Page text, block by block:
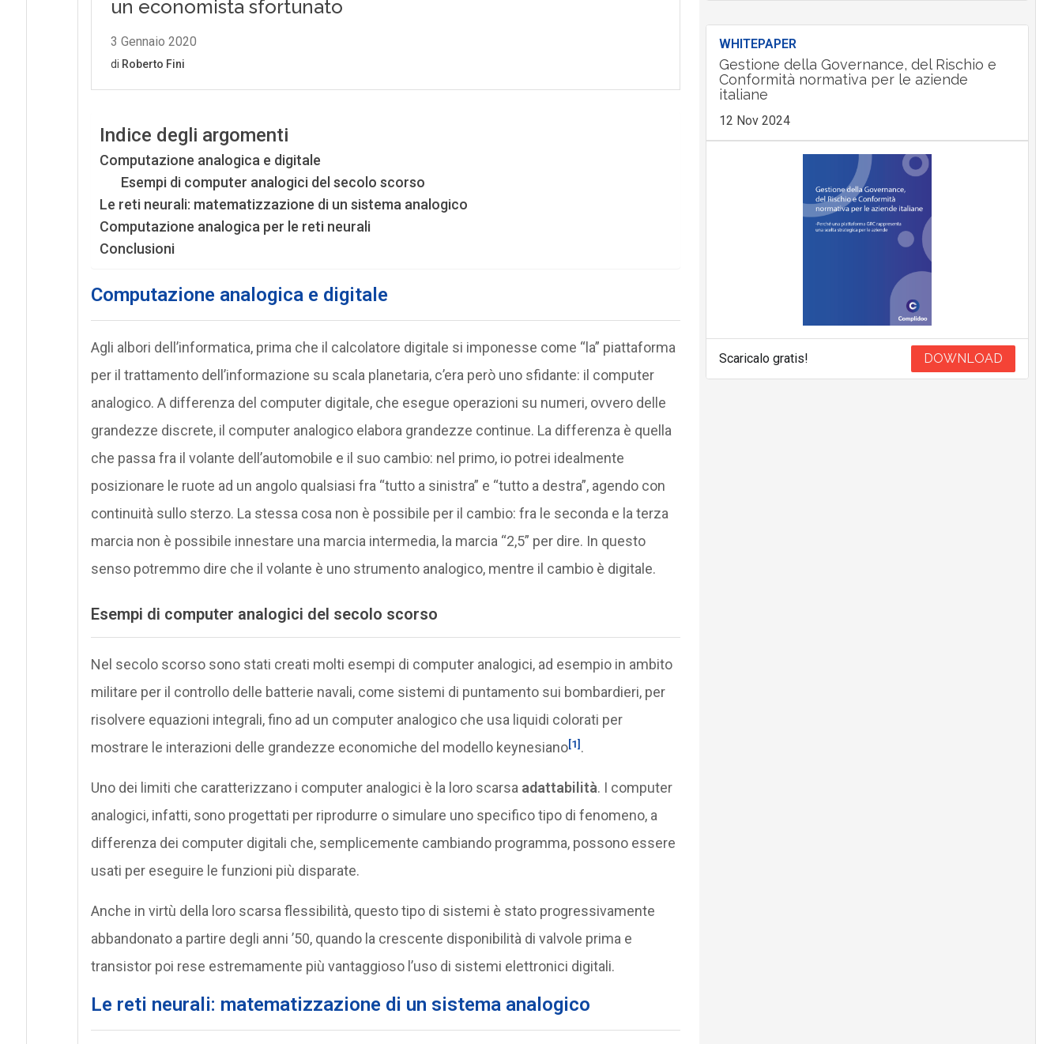
Indice degli argomenti
Computazione analogica e digitale
Esempi di computer analogici del secolo scorso
Le reti neurali: matematizzazione di un sistema analogico
Computazione analogica per le reti neurali
Conclusioni
Computazione analogica e digitale
Agli albori dell’informatica, prima che il calcolatore digitale si imponesse come “la” piattaforma
per il trattamento dell’informazione su scala planetaria, c’era però uno sfidante: il computer
analogico. A differenza del computer digitale, che esegue operazioni su numeri, ovvero delle
grandezze discrete, il computer analogico elabora grandezze continue. La differenza è quella
che passa fra il volante dell’automobile e il suo cambio: nel primo, io potrei idealmente
posizionare le ruote ad un angolo qualsiasi fra “tutto a sinistra” e “tutto a destra”, agendo con
continuità sullo sterzo. La stessa cosa non è possibile per il cambio: fra le seconda e la terza
marcia non è possibile innestare una marcia intermedia, la marcia “2,5” per dire. In questo
senso potremmo dire che il volante è uno strumento analogico, mentre il cambio è digitale.
Esempi di computer analogici del secolo scorso
Nel secolo scorso sono stati creati molti esempi di computer analogici, ad esempio in ambito
militare per il controllo delle batterie navali, come sistemi di puntamento sui bombardieri, per
risolvere equazioni integrali, fino ad un computer analogico che usa liquidi colorati per
mostrare le interazioni delle grandezze economiche del modello keynesiano[1].
Uno dei limiti che caratterizzano i computer analogici è la loro scarsa adattabilità. I computer
analogici, infatti, sono progettati per riprodurre o simulare uno specifico tipo di fenomeno, a
differenza dei computer digitali che, semplicemente cambiando programma, possono essere
usati per eseguire le funzioni più disparate.
Anche in virtù della loro scarsa flessibilità, questo tipo di sistemi è stato progressivamente
abbandonato a partire degli anni ’50, quando la crescente disponibilità di valvole prima e
transistor poi rese estremamente più vantaggioso l’uso di sistemi elettronici digitali.
Le reti neurali: matematizzazione di un sistema analogico
WHITEPAPER
Gestione della Governance, del Rischio e
Conformità normativa per le aziende
italiane
12 Nov 2024
Scaricalo gratis! DOWNLOAD